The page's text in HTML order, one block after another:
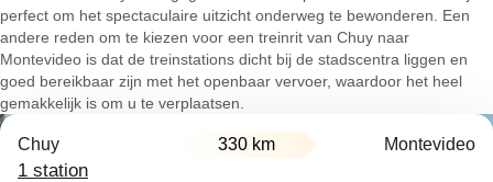
perfect om het spectaculaire uitzicht onderweg te bewonderen. Een
andere reden om te kiezen voor een treinrit van Chuy naar
Montevideo is dat de treinstations dicht bij de stadscentra liggen en
goed bereikbaar zijn met het openbaar vervoer, waardoor het heel
gemakkelijk is om u te verplaatsen.
Chuy 330 km Montevideo
1 station